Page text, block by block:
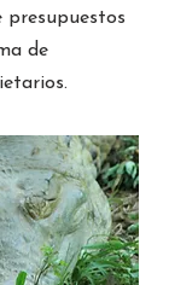
presupuestos
de